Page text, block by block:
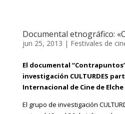
Documental etnográfico:
jun 25, 2013 | Festivales de
El documental
investigación CULTURDES
Internacional de Cine de Elche
El grupo de investigación